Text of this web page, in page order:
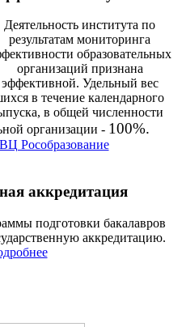
Деятельность института по
результатам мониторинга
образовательных
организаций признана
эффективной. Удельный вес
в течение календарного
в общей численности
организации - 100%.
Рособразование
аккредитация
подготовки бакалавров
аккредитацию.